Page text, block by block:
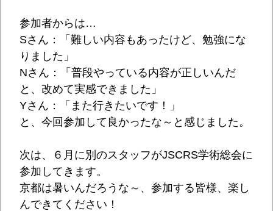
参加者からは…
Sさん：「難しい内容もあったけど、勉強にな
りました」
Nさん：「普段やっている内容が正しいんだ
と、改めて実感できました」
Yさん：「また行きたいです！」
と、今回参加して良かったな～と感じました。
次は、６月に別のスタッフがJSCRS学術総会に
参加してきます。
京都は暑いんだろうな～、参加する皆様、楽し
んできてください！